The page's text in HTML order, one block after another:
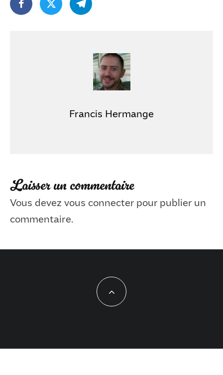
Francis Hermange
Laisser un commentaire
Vous devez vous connecterpour publier un
commentaire.